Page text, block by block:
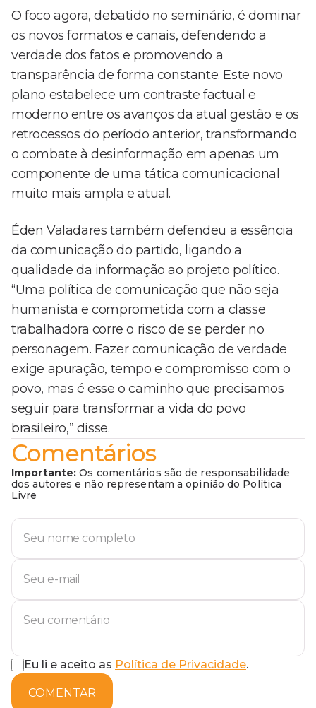
O foco agora, debatido no seminário, é dominar
os novos formatos e canais, defendendo a
verdade dos fatos e promovendo a
transparência de forma constante. Este novo
plano estabelece um contraste factual e
moderno entre os avanços da atual gestão e os
retrocessos do período anterior, transformando
o combate à desinformação em apenas um
componente de uma tática comunicacional
muito mais ampla e atual.
Éden Valadares também defendeu a essência
da comunicação do partido, ligando a
qualidade da informação ao projeto político.
“Uma política de comunicação que não seja
humanista e comprometida com a classe
trabalhadora corre o risco de se perder no
personagem. Fazer comunicação de verdade
exige apuração, tempo e compromisso com o
povo, mas é esse o caminho que precisamos
seguir para transformar a vida do povo
brasileiro,” disse.
Comentários
Importante: Os comentários são de responsabilidade
dos autores e não representam a opinião do Política
Livre
Eu li e aceito as Política de Privacidade.
COMENTAR